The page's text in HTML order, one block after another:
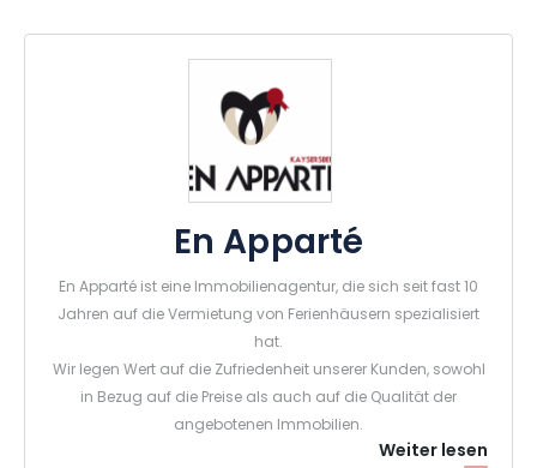
En Apparté
En Apparté ist eine Immobilienagentur, die sich seit fast 10
Jahren auf die Vermietung von Ferienhäusern spezialisiert
hat.
Wir legen Wert auf die Zufriedenheit unserer Kunden, sowohl
in Bezug auf die Preise als auch auf die Qualität der
angebotenen Immobilien.
Aus diesem Grund bieten wir nur Objekte an, die strengen
Weiter lesen